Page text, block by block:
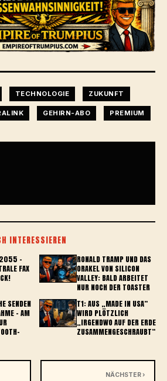
TECHNOLOGIE ZUKUNFT
GEHIRN-ABO PREMIUM
INTERESSIEREN
2055 –
FAX
RONALD TRAMP UND DAS
ORAKEL VON SILICON
VALLEY: BALD ARBEITET
NUR NOCH DER TOASTER
SENDEN K
– AM E
D
B
T1: AUS „MADE IN USA“
WIRD PLÖTZLICH
„IRGENDWO AUF DER ERDE
ZUSAMMENGESCHRAUBT“
NÄCHSTER ›